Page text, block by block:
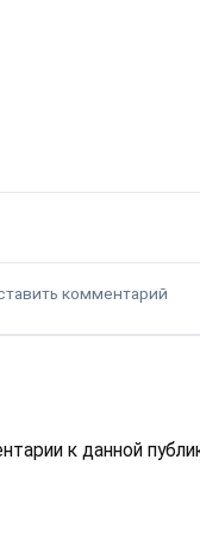
комментарий
к данной